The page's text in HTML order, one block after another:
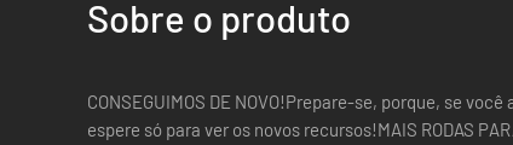
Sobre o produto
CONSEGUIMOS DE NOVO!Prepare-se, porque, se
espere só para ver os novos recursos!MAIS RODAS